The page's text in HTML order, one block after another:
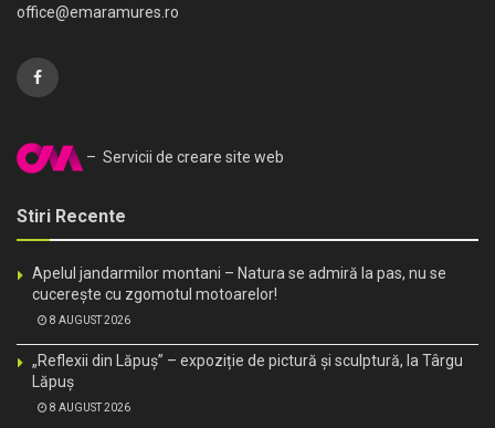
office@emaramures.ro
– Servicii de creare site web
Stiri Recente
Apelul jandarmilor montani – Natura se admiră la pas, nu se
cucerește cu zgomotul motoarelor!
8 AUGUST 2026
„Reflexii din Lăpuș” – expoziție de pictură și sculptură, la Târgu
Lăpuș
8 AUGUST 2026